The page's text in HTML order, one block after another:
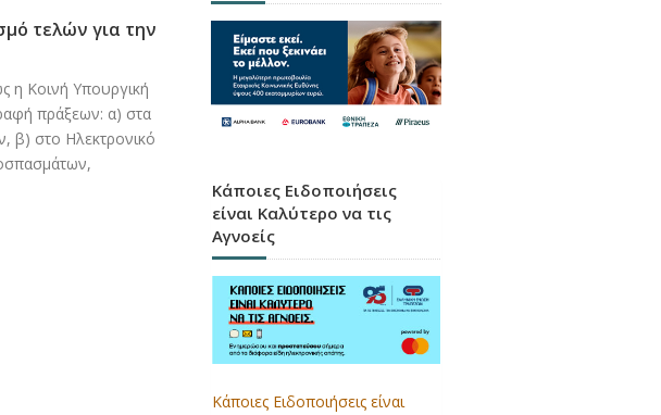
τελών για την
η Κοινή Υπουργική
πράξεων: α) στα
β) στο Ηλεκτρονικό
Κάποιες Ειδοποιήσεις
είναι Καλύτερο να τις
Αγνοείς
Κάποιες Ειδοποιήσεις είναι